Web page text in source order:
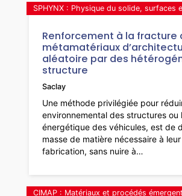
Renforcement à la fracture
métamatériaux
aléatoire par des
structure
SPHYNX : Physique du solide, surfaces
Saclay
Une méthode privilégiée pour
environnemental des structures ou
énergétique des véhicules, est de
masse de matière nécessaire à leur
fabrication, sans nuire à…
CIMAP : Matériaux et procédés